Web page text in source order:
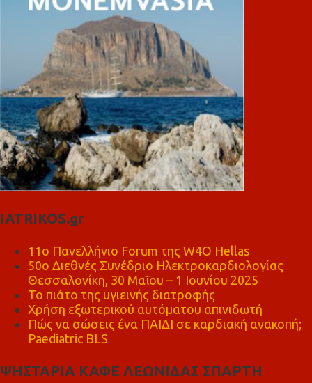
IATRIKOS.gr
11ο Πανελλήνιο Forum της W4O Hellas
50ο Διεθνές Συνέδριο Ηλεκτροκαρδιολογίας
Θεσσαλονίκη, 30 Μαΐου – 1 Ιουνίου 2025
Το πιάτο της υγιεινής διατροφής
Χρήση εξωτερικού αυτόματου απινιδωτή
Πώς να σώσεις ένα ΠΑΙΔΙ σε καρδιακή ανακοπή;
Paediatric BLS
ΨΗΣΤΑΡΙΑ ΚΑΦΕ ΛΕΩΝΙΔΑΣ ΣΠΑΡΤΗ